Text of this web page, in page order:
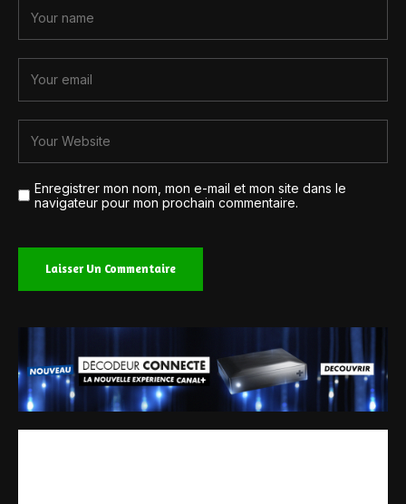
Enregistrer mon nom, mon e-mail et mon site dans le
navigateur pour mon prochain commentaire.